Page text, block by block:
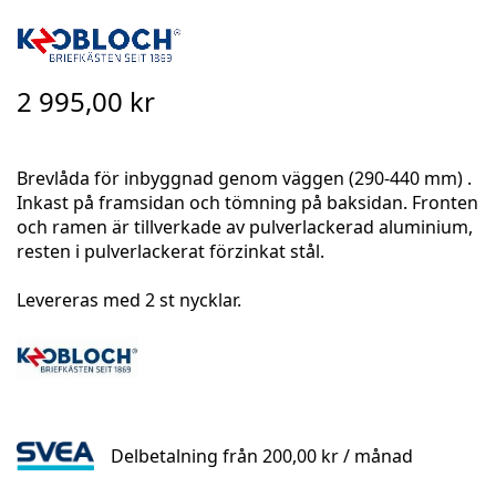
Skip
beginning
images
gallery
2 995,00 kr
Brevlåda för inbyggnad genom väggen (290-440 mm) .
Inkast på framsidan och tömning på baksidan. Fronten
och ramen är tillverkade av pulverlackerad aluminium,
resten i pulverlackerat förzinkat stål.
Levereras med 2 st nycklar.
Delbetalning från 200,00 kr/ månad